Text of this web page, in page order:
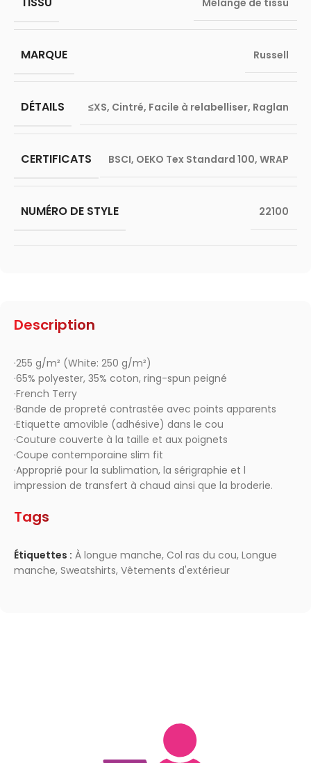
Description
·255 g/m² (White: 250 g/m²)
·65% polyester, 35% coton, ring-spun peigné
·French Terry
·Bande de propreté contrastée avec points apparents
·Etiquette amovible (adhésive) dans le cou
·Couture couverte à la taille et aux poignets
·Coupe contemporaine slim fit
·Approprié pour la sublimation, la sérigraphie et l
impression de transfert à chaud ainsi que la broderie.
Tags
Étiquettes : À longue manche, Col ras du cou, Longue
manche, Sweatshirts, Vêtements d'extérieur
Mélange de tissu
MARQUE Russell
DÉTAILS ≤XS, Cintré, Facile à relabelliser, Raglan
CERTIFICATS BSCI, OEKO Tex Standard 100, WRAP
NUMÉRO DE STYLE 22100